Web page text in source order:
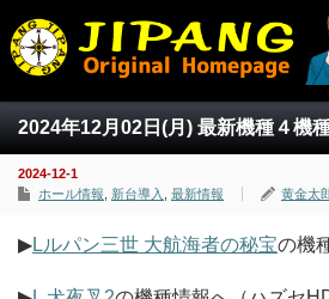
2024年12月02日(月) 最新機種４機
2024-12-1
ホール情報
新台導入 最新情報 黄金太
▶Lルパン三世 大航海者の秘宝の機